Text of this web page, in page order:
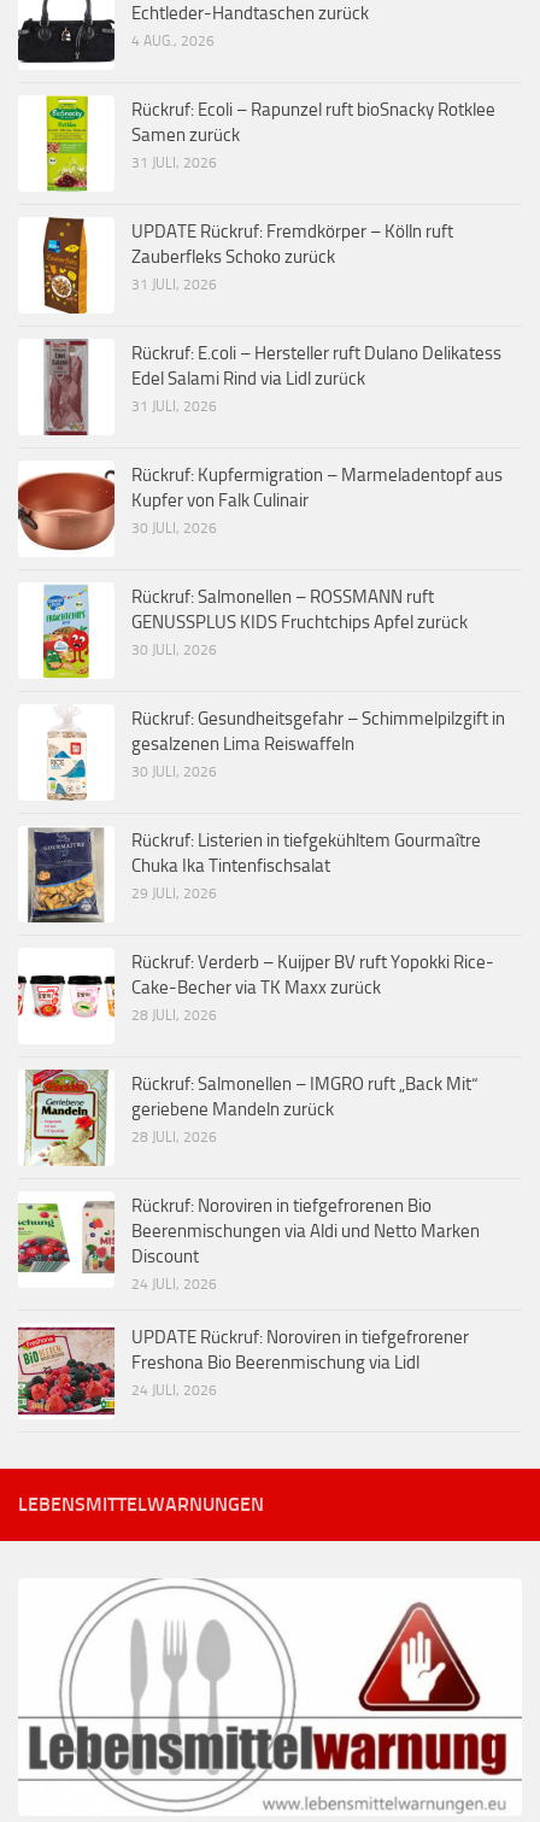
Echtleder-Handtaschen zurück
4 AUG., 2026
Rückruf: Ecoli – Rapunzel ruft bioSnacky Rotklee
Samen zurück
31 JULI, 2026
UPDATE Rückruf: Fremdkörper – Kölln ruft
Zauberfleks Schoko zurück
31 JULI, 2026
Rückruf: E.coli – Hersteller ruft Dulano Delikatess
Edel Salami Rind via Lidl zurück
31 JULI, 2026
Rückruf: Kupfermigration – Marmeladentopf aus
Kupfer von Falk Culinair
30 JULI, 2026
Rückruf: Salmonellen – ROSSMANN ruft
GENUSSPLUS KIDS Fruchtchips Apfel zurück
30 JULI, 2026
Rückruf: Gesundheitsgefahr – Schimmelpilzgift in
gesalzenen Lima Reiswaffeln
30 JULI, 2026
Rückruf: Listerien in tiefgekühltem Gourmaître
Chuka Ika Tintenfischsalat
29 JULI, 2026
Rückruf: Verderb – Kuijper BV ruft Yopokki Rice-
Cake-Becher via TK Maxx zurück
28 JULI, 2026
Rückruf: Salmonellen – IMGRO ruft „Back Mit“
geriebene Mandeln zurück
28 JULI, 2026
Rückruf: Noroviren in tiefgefrorenen Bio
Beerenmischungen via Aldi und Netto Marken
Discount
24 JULI, 2026
UPDATE Rückruf: Noroviren in tiefgefrorener
Freshona Bio Beerenmischung via Lidl
24 JULI, 2026
LEBENSMITTELWARNUNGEN